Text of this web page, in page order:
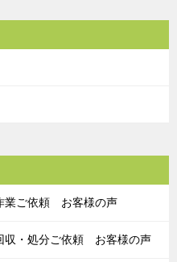
業ご依頼 お客様の声
収・処分ご依頼 お客様の声